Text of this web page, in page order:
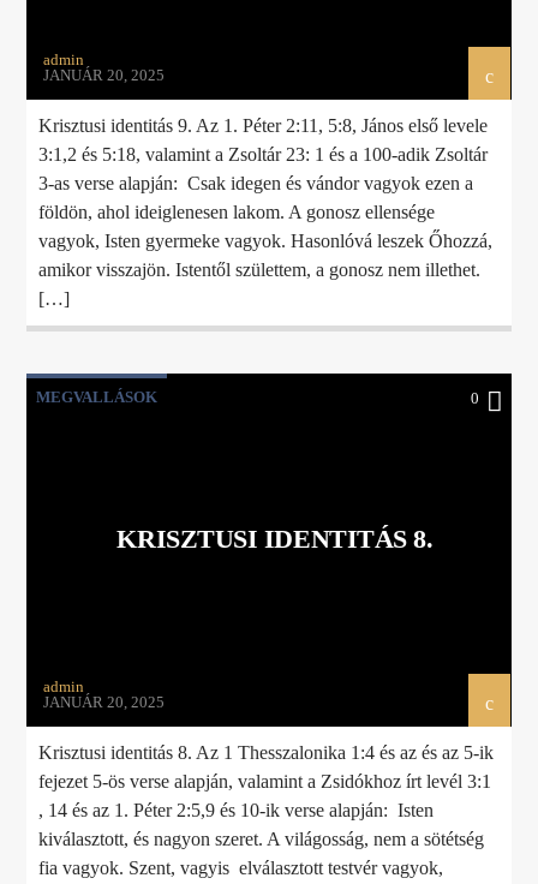
admin
JANUÁR 20, 2025
Krisztusi identitás 9. Az 1. Péter 2:11, 5:8, János első levele
3:1,2 és 5:18, valamint a Zsoltár 23: 1 és a 100-adik Zsoltár
3-as verse alapján: Csak idegen és vándor vagyok ezen a
földön, ahol ideiglenesen lakom. A gonosz ellensége
vagyok, Isten gyermeke vagyok. Hasonlóvá leszek Őhozzá,
amikor visszajön. Istentől születtem, a gonosz nem illethet.
[…]
MEGVALLÁSOK 0
KRISZTUSI IDENTITÁS 8.
admin
JANUÁR 20, 2025
Krisztusi identitás 8. Az 1 Thesszalonika 1:4 és az és az 5-ik
fejezet 5-ös verse alapján, valamint a Zsidókhoz írt levél 3:1
, 14 és az 1. Péter 2:5,9 és 10-ik verse alapján: Isten
kiválasztott, és nagyon szeret. A világosság, nem a sötétség
fia vagyok. Szent, vagyis elválasztott testvér vagyok,